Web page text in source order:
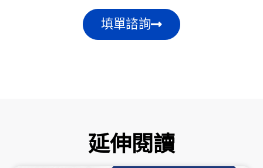
填單諮詢
延伸閱讀